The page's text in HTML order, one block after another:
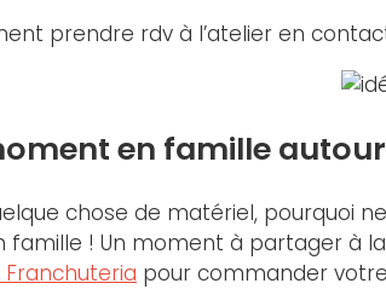
prendre rdv à l’atelier en
en famille
chose de matériel, pourquoi
famille ! Un moment à partager à
Franchuteria pour commander